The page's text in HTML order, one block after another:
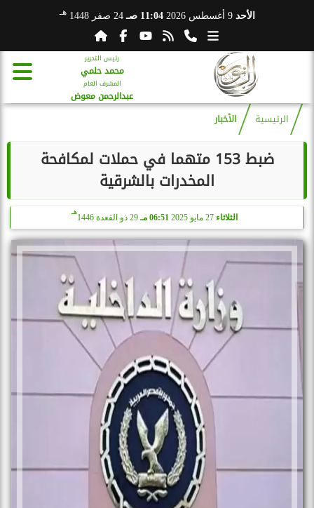
الأحد 9 أغسطس 2026 11:04 صـ 24 صفر 1448 هـ
رئيس التحرير
محمد حلمي
المشرف العام
عبدالرحمن معوض
الرئيسية الأخبار
ضبط 153 متهما في حملات لمكافحة
المخدرات بالشرقية
الثلاثاء 27 مايو 2025 06:51 مـ 29 ذو القعدة 1446
هـ